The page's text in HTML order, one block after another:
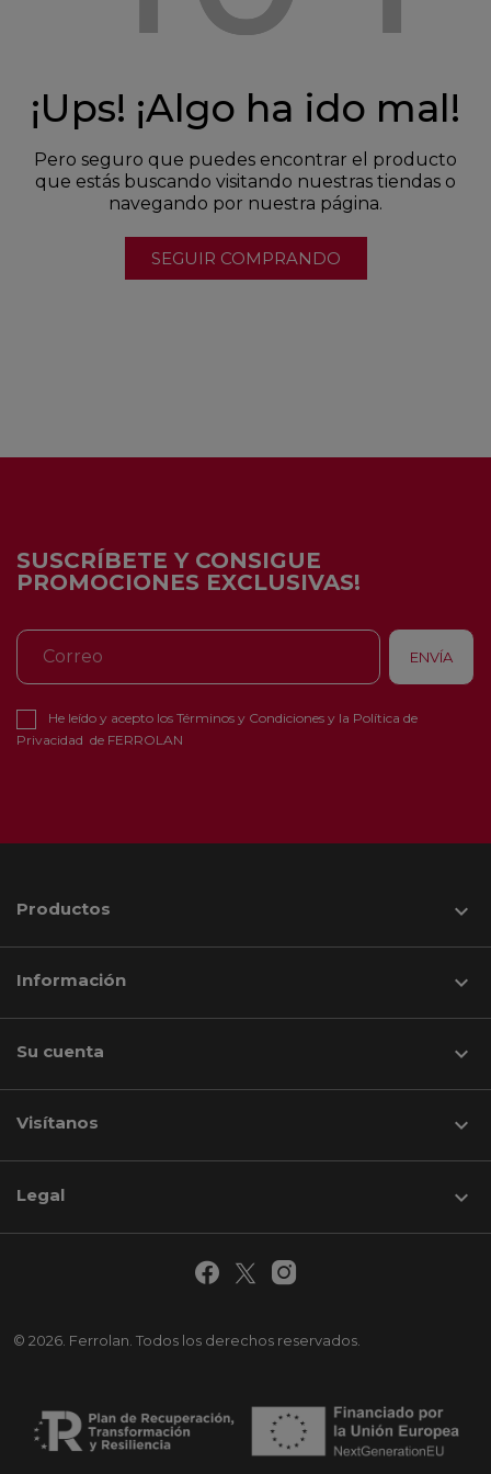
¡Ups! ¡Algo ha ido mal!
Pero seguro que puedes encontrar el producto
que estás buscando visitando nuestras tiendas o
navegando por nuestra página.
SEGUIR COMPRANDO
SUSCRÍBETE Y CONSIGUE
PROMOCIONES EXCLUSIVAS!
He leído y acepto los Términos y Condiciones y la Política de
Privacidad de FERROLAN
Productos 
Información 
Su cuenta 
Visítanos keyboard_arrow_down
© 2026. Ferrolan. Todos los derechos reservados.
Legal 